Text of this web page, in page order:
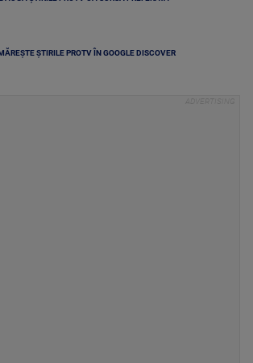
ȘTIRILE PROTV ÎN GOOGLE DISCOVER